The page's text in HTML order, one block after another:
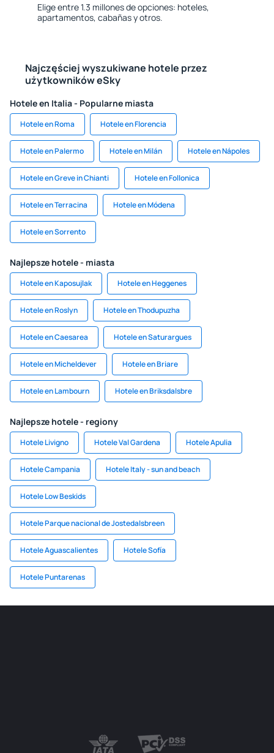
Elige entre 1.3 millones de opciones: hoteles,
apartamentos, cabañas y otros.
Najczęściej wyszukiwane hotele przez
użytkowników eSky
Hotele en Italia - Popularne miasta
Hotele en Roma Hotele en Florencia
Hotele en Palermo Hotele en Milán Hotele en Nápoles
Hotele en Greve in Chianti Hotele en Follonica
Hotele en Terracina Hotele en Módena
Hotele en Sorrento
Najlepsze hotele - miasta
Hotele en Kaposujlak Hotele en Heggenes
Hotele en Roslyn Hotele en Thodupuzha
Hotele en Caesarea Hotele en Saturargues
Hotele en Micheldever Hotele en Briare
Hotele en Lambourn Hotele en Briksdalsbre
Najlepsze hotele - regiony
Hotele Livigno Hotele Val Gardena Hotele Apulia
Hotele Campania Hotele Italy - sun and beach
Hotele Low Beskids
Hotele Parque nacional de Jostedalsbreen
Hotele Aguascalientes Hotele Sofía
Hotele Puntarenas